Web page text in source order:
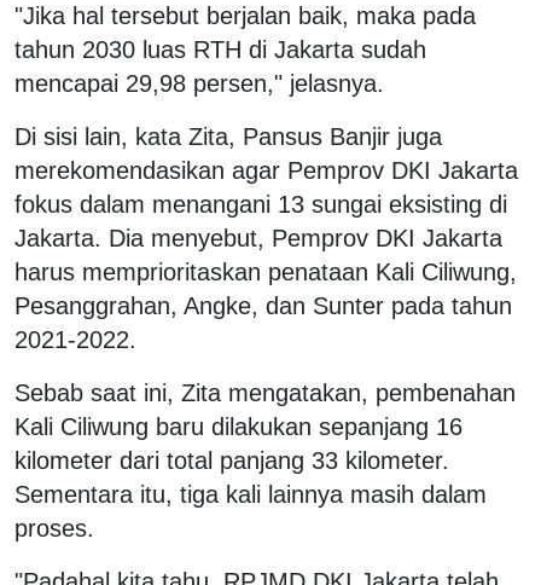
"Jika hal tersebut berjalan baik, maka pada
tahun 2030 luas RTH di Jakarta sudah
mencapai 29,98 persen," jelasnya.
Di sisi lain, kata Zita, Pansus Banjir juga
merekomendasikan agar Pemprov DKI Jakarta
fokus dalam menangani 13 sungai eksisting di
Jakarta. Dia menyebut, Pemprov DKI Jakarta
harus memprioritaskan penataan Kali Ciliwung,
Pesanggrahan, Angke, dan Sunter pada tahun
2021-2022.
Sebab saat ini, Zita mengatakan, pembenahan
Kali Ciliwung baru dilakukan sepanjang 16
kilometer dari total panjang 33 kilometer.
Sementara itu, tiga kali lainnya masih dalam
proses.